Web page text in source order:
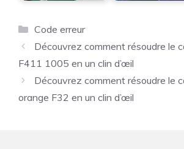
Catégories
Code erreur
Découvrez comment résoudre le
F411 1005 en un clin d’œil
Découvrez comment résoudre le
orange F32 en un clin d’œil